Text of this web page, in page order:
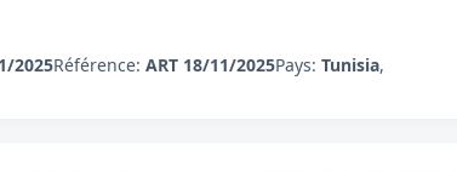
2025Référence: ART 18/11/2025Pays: Tunisia,